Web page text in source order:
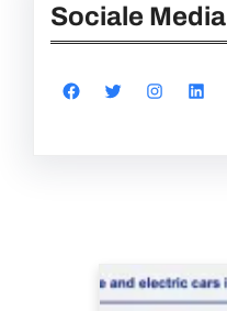
Sociale Media
Facebook Twitter Instagram LinkedIn